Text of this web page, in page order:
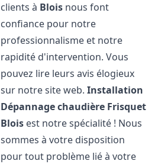
clients à Blois nous font
confiance pour notre
professionnalisme et notre
rapidité d'intervention. Vous
pouvez lire leurs avis élogieux
sur notre site web.Installation
Dépannage chaudière Frisquet
Blois est notre spécialité ! Nous
sommes à votre disposition
pour tout problème lié à votre